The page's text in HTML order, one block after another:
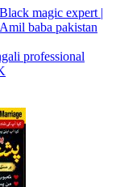
magic expert |
baba pakistan
professional